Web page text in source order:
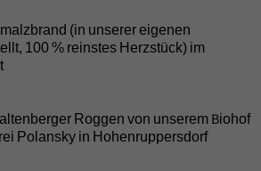
(in unserer eigenen
100 % reinstes Herzstück) im
Roggen von unserem Biohof
Polansky in Hohenruppersdorf